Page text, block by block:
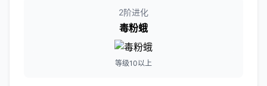
2阶进化
毒粉蛾
等级10以上